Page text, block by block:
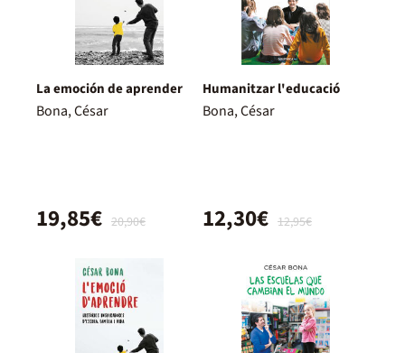
La emoción de aprender
Bona, César
20,90€
19,85€
Humanitzar l'educació
Bona, César
12,95€
12,30€